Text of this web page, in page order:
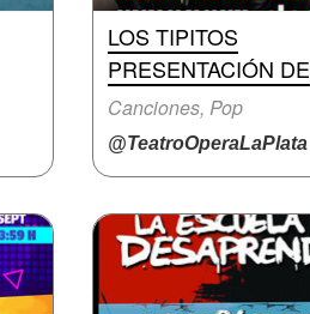
LOS TIPITOS
PRESENTACIÓN DE
Canciones, Pop
@TeatroOperaLaPlata